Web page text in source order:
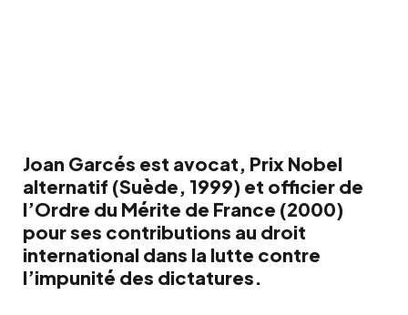
Joan Garcés est avocat, Prix Nobel
alternatif (Suède, 1999) et officier de
l’Ordre du Mérite de France (2000)
pour ses contributions au droit
international dans la lutte contre
l’impunité des dictatures.